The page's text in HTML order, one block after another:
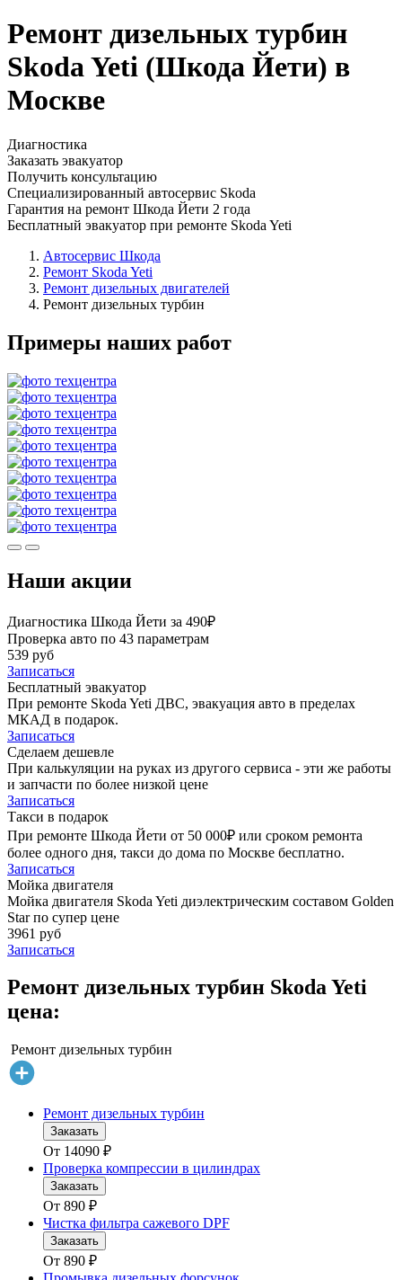
Ремонт дизельных турбин
Skoda Yeti (Шкода Йети) в
Москве
Диагностика
Заказать эвакуатор
Получить консультацию
Специализированный автосервис Skoda
Гарантия на ремонт Шкода Йети 2 года
Бесплатный эвакуатор при ремонте Skoda Yeti
Автосервис Шкода
Ремонт Skoda Yeti
Ремонт дизельных двигателей
Ремонт дизельных турбин
Примеры наших работ
Наши акции
Диагностика Шкода Йети за 490₽
Проверка авто по 43 параметрам
539 руб
Записаться
Бесплатный эвакуатор
При ремонте Skoda Yeti ДВС, эвакуация авто в пределах
МКАД в подарок.
Записаться
Сделаем дешевле
При калькуляции на руках из другого сервиса - эти же работы
и запчасти по более низкой цене
Записаться
Такси в подарок
При ремонте Шкода Йети от 50 000₽ или сроком ремонта
более одного дня, такси до дома по Москве бесплатно.
Записаться
Мойка двигателя
Мойка двигателя Skoda Yeti диэлектрическим составом Golden
Star по супер цене
3961 руб
Записаться
Ремонт дизельных турбин Skoda Yeti
цена:
Ремонт дизельных турбин
Ремонт дизельных турбин
Заказать
От 14090 ₽
Проверка компрессии в цилиндрах
Заказать
От 890 ₽
Чистка фильтра сажевого DPF
Заказать
От 890 ₽